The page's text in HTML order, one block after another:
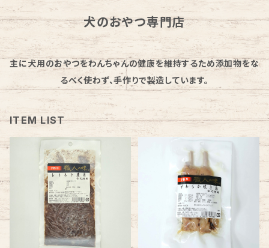
犬のおやつ専門店
主に犬用のおやつをわんちゃんの健康を維持するため添加物をな
るべく使わず、手作りで製造しています。
ITEM LIST